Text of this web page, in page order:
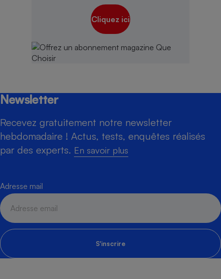
Cliquez ici
Newsletter
Recevez gratuitement notre newsletter
hebdomadaire ! Actus, tests, enquêtes réalisés
par des experts. En savoir plus
Adresse mail
S'inscrire